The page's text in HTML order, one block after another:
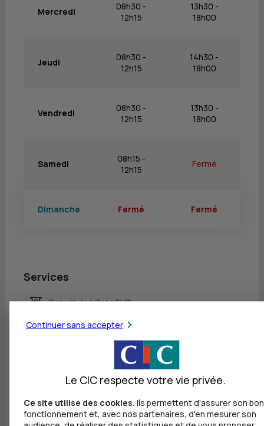
Mercredi
08h30 -
12h15
13h30 -
18h00
Jeudi
08h30 -
12h15
14h30 -
18h00
Vendredi
08h30 -
12h15
13h30 -
18h00
Samedi
08h15 -
12h15
Fermé
Dimanche Fermé Fermé
Services
Retrait de billets EUR
Retrait de billets CHF
Dépôt valorisé de billets EUR
Retrait de rouleaux de monnaie EUR
Dépôt de monnaie EUR
Dépôt valorisé de chèques EUR
Continuer sans accepter
Le CIC respecte votre vie privée.
Ce site utilise des cookies. Ils permettent d'assurer son bon
fonctionnement et, avec nos partenaires, d'en mesurer son